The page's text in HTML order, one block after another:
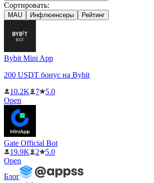
Сортировать:
MAU Инфлюенсеры Рейтинг
Bybit Mini App
200 USDT бонус на Bybit
10.2K
7
5.0
Open
Gate Official Bot
19.9K
2
5.0
Open
Блог